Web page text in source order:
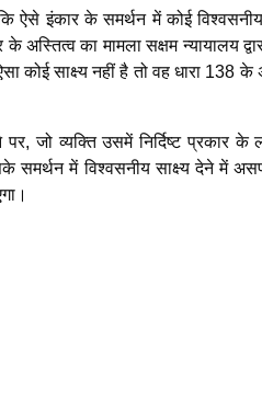
ऐसे इंकार के समर्थन में कोई विश्वसनीय
का मामला सक्षम न्यायालय
कोई साक्ष्य नहीं है तो वह धारा 138 के
जो व्यक्ति उसमें निर्दिष्ट प्रकार
समर्थन में विश्वसनीय साक्ष्य देने में